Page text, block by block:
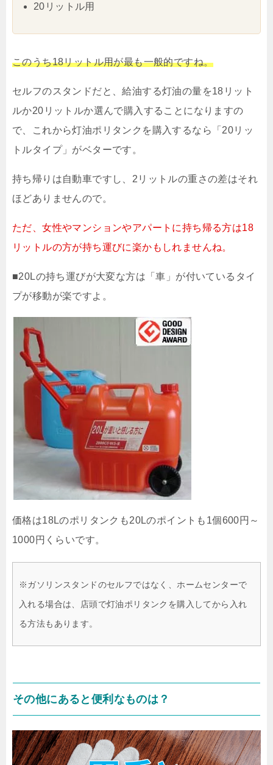
20リットル用
このうち18リットル用が最も一般的ですね。
セルフのスタンドだと、給油する灯油の量を18リット
ルか20リットルか選んで購入することになりますの
で、これから灯油ポリタンクを購入するなら「20リッ
トルタイプ」がベターです。
持ち帰りは自動車ですし、2リットルの重さの差はそれ
ほどありませんので。
ただ、女性やマンションやアパートに持ち帰る方は18
リットルの方が持ち運びに楽かもしれませんね。
■20Lの持ち運びが大変な方は「車」が付いているタイ
プが移動が楽ですよ。
価格は18Lのポリタンクも20Lのポイントも1個600円～
1000円くらいです。
※ガソリンスタンドのセルフではなく、ホームセンターで
入れる場合は、店頭で灯油ポリタンクを購入してから入れ
る方法もあります。
その他にあると便利なものは？